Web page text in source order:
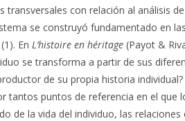
transversales con relación al análisis
se construyó fundamentado en
En L’histoire en héritage (Payot &
se transforma a partir de sus
de su propia historia
tantos puntos de referencia en el que
de la vida del individuo, las